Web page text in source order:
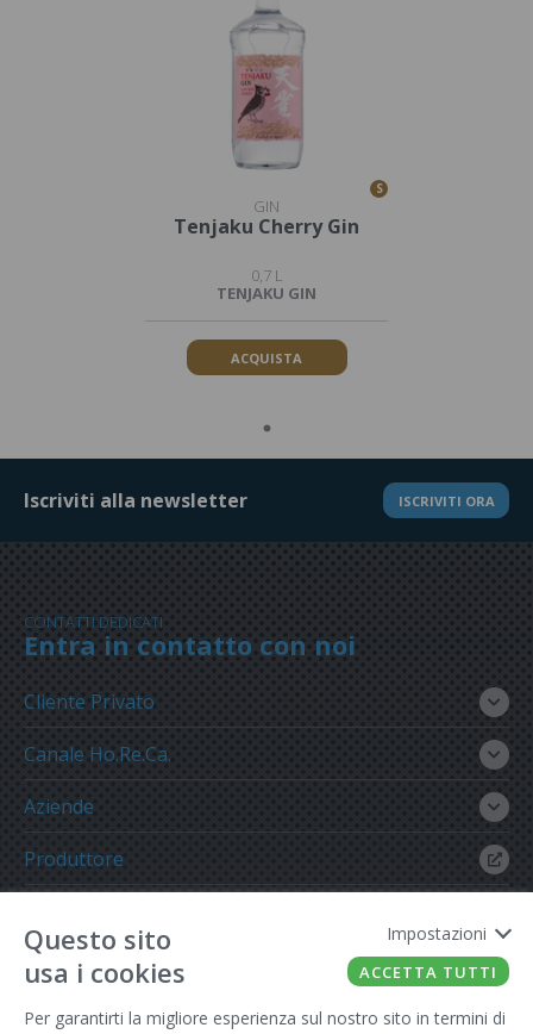
S
GIN
Tenjaku Cherry Gin
0,7 L
TENJAKU GIN
ACQUISTA
Iscriviti alla newsletter ISCRIVITI ORA
CONTATTI DEDICATI
Entra in contatto con noi
Cliente Privato
Canale Ho.Re.Ca.
Aziende
Produttore
Questo sito
usa i cookies
Per garantirti la migliore esperienza sul nostro sito in termini di
Impostazioni
ACCETTA TUTTI